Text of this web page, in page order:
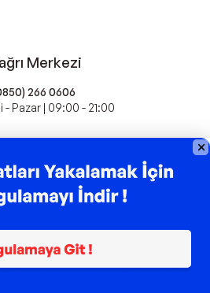
Xiaomi
Lavazza
Pro Plan
Merkezi
266 0606
- Pazar | 09:00 - 21:00